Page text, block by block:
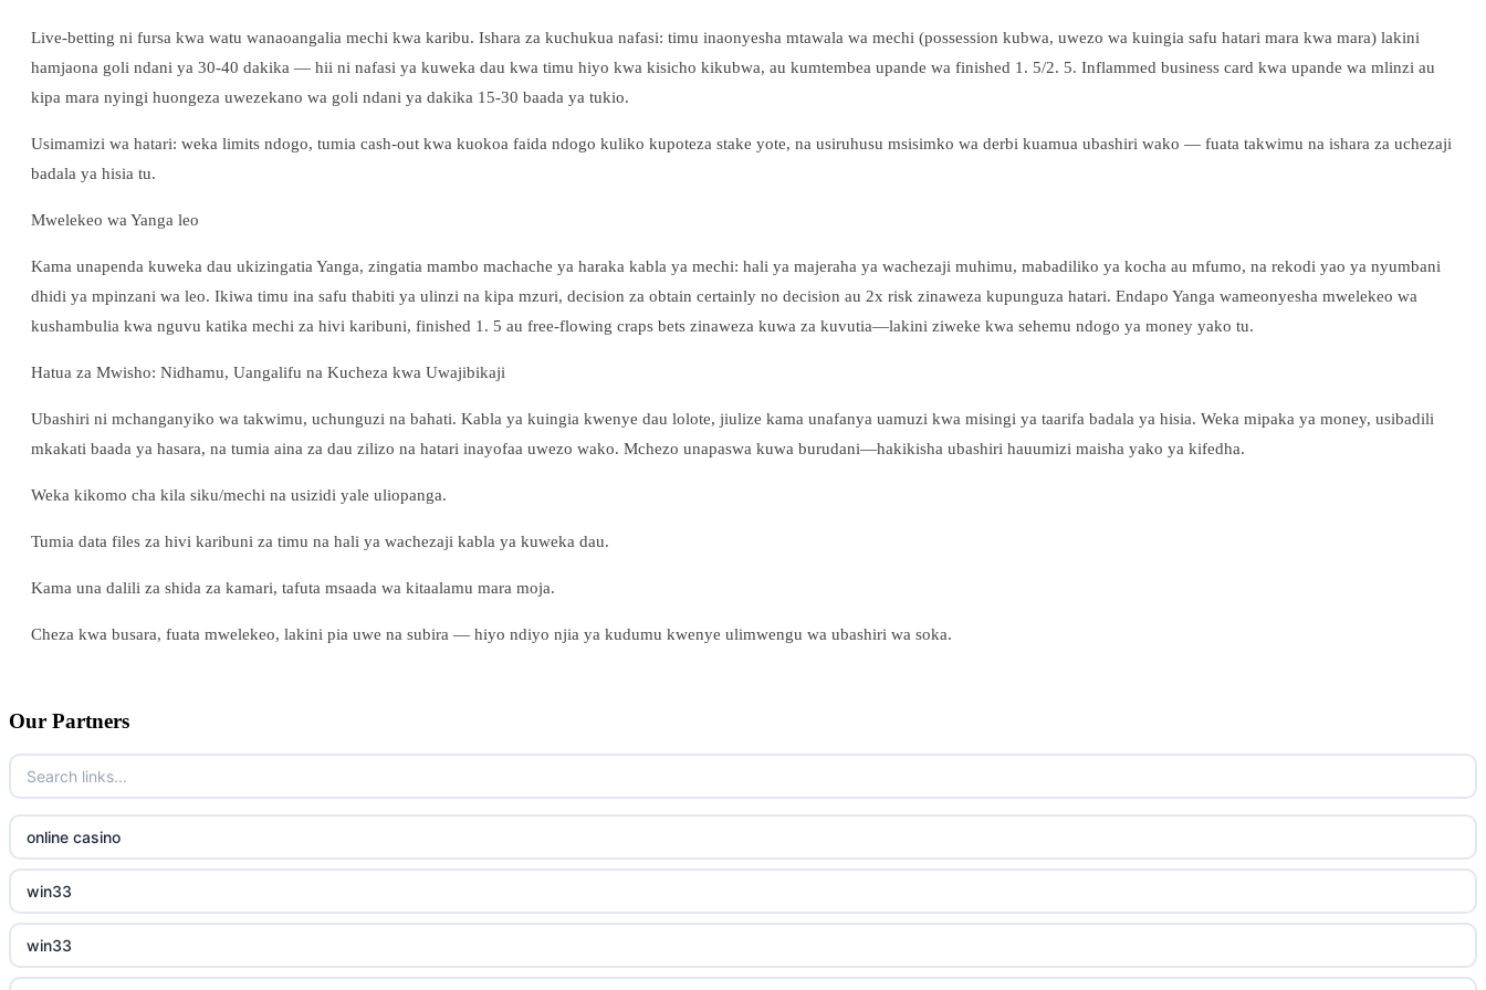
Live-betting ni fursa kwa watu wanaoangalia mechi kwa karibu. Ishara za kuchukua nafasi: timu inaonyesha mtawala wa mechi (possession kubwa, uwezo wa kuingia safu hatari mara kwa mara) lakini
hamjaona goli ndani ya 30-40 dakika — hii ni nafasi ya kuweka dau kwa timu hiyo kwa kisicho kikubwa, au kumtembea upande wa finished 1. 5/2. 5. Inflammed business card kwa upande wa mlinzi au
kipa mara nyingi huongeza uwezekano wa goli ndani ya dakika 15-30 baada ya tukio.
Usimamizi wa hatari: weka limits ndogo, tumia cash-out kwa kuokoa faida ndogo kuliko kupoteza stake yote, na usiruhusu msisimko wa derbi kuamua ubashiri wako — fuata takwimu na ishara za uchezaji
badala ya hisia tu.
Mwelekeo wa Yanga leo
Kama unapenda kuweka dau ukizingatia Yanga, zingatia mambo machache ya haraka kabla ya mechi: hali ya majeraha ya wachezaji muhimu, mabadiliko ya kocha au mfumo, na rekodi yao ya nyumbani
dhidi ya mpinzani wa leo. Ikiwa timu ina safu thabiti ya ulinzi na kipa mzuri, decision za obtain certainly no decision au 2x risk zinaweza kupunguza hatari. Endapo Yanga wameonyesha mwelekeo wa
kushambulia kwa nguvu katika mechi za hivi karibuni, finished 1. 5 au free-flowing craps bets zinaweza kuwa za kuvutia—lakini ziweke kwa sehemu ndogo ya money yako tu.
Hatua za Mwisho: Nidhamu, Uangalifu na Kucheza kwa Uwajibikaji
Ubashiri ni mchanganyiko wa takwimu, uchunguzi na bahati. Kabla ya kuingia kwenye dau lolote, jiulize kama unafanya uamuzi kwa misingi ya taarifa badala ya hisia. Weka mipaka ya money, usibadili
mkakati baada ya hasara, na tumia aina za dau zilizo na hatari inayofaa uwezo wako. Mchezo unapaswa kuwa burudani—hakikisha ubashiri hauumizi maisha yako ya kifedha.
Weka kikomo cha kila siku/mechi na usizidi yale uliopanga.
Tumia data files za hivi karibuni za timu na hali ya wachezaji kabla ya kuweka dau.
Kama una dalili za shida za kamari, tafuta msaada wa kitaalamu mara moja.
Cheza kwa busara, fuata mwelekeo, lakini pia uwe na subira — hiyo ndiyo njia ya kudumu kwenye ulimwengu wa ubashiri wa soka.
Our Partners
online casino
win33
win33